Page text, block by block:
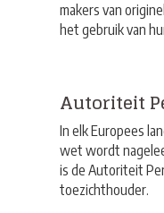
makers van
het gebruik van
Autoriteit
In elk Europees
wet wordt
is de Autoriteit
toezichthouder.